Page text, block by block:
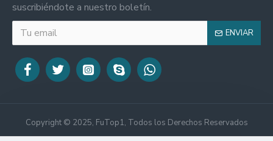
suscribiéndote a nuestro boletín.
ENVIAR
Copyright © 2025, FuTop1, Todos los Derechos Reservados